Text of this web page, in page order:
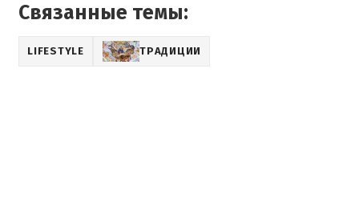
Связанные темы:
LIFESTYLE ТРАДИЦИИ